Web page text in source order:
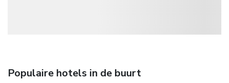
Populaire hotels in de buurt